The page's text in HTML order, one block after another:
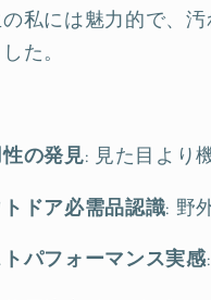
私には魅力的で、
た。
の発見: 見た目より
ドア必需品認識: 野
トパフォーマンス実感